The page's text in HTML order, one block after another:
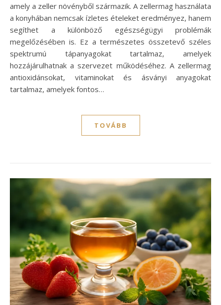
amely a zeller növényből származik. A zellermag használata
a konyhában nemcsak ízletes ételeket eredményez, hanem
segíthet a különböző egészségügyi problémák
megelőzésében is. Ez a természetes összetevő széles
spektrumú tápanyagokat tartalmaz, amelyek
hozzájárulhatnak a szervezet működéséhez. A zellermag
antioxidánsokat, vitaminokat és ásványi anyagokat
tartalmaz, amelyek fontos…
TOVÁBB